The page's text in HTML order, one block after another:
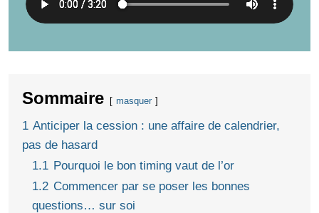
Sommaire masquer
1 Anticiper la cession : une affaire de calendrier,
pas de hasard
1.1 Pourquoi le bon timing vaut de l’or
1.2 Commencer par se poser les bonnes
questions… sur soi